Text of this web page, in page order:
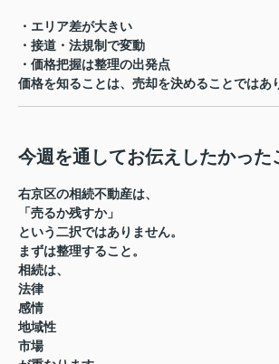
・エリア差が大きい
・接道・法規制で変動
・価格把握は整理の出発点
価格を知ることは、売却を決めることではあ
今週を通してお伝えしたかった
右京区の相続不動産は、
「売るか残すか」
という二択ではありません。
まずは整理すること。
相続は、
法律
感情
地域性
市場